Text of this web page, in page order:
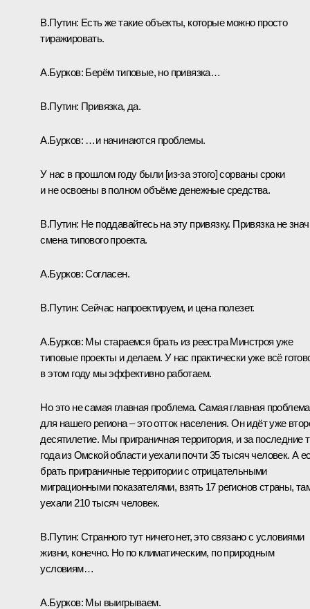
В.Путин: Есть же такие объекты, которые можно просто
тиражировать.
А.Бурков: Берём типовые, но привязка…
В.Путин: Привязка, да.
А.Бурков: …и начинаются проблемы.
У нас в прошлом году были [из-за этого] сорваны сроки
и не освоены в полном объёме денежные средства.
В.Путин: Не поддавайтесь на эту привязку. Привязка не
смена типового проекта.
А.Бурков:Согласен.
В.Путин: Сейчас напроектируем, и цена полезет.
А.Бурков: Мы стараемся брать из реестра Минстроя уже
типовые проекты и делаем. У нас практически уже всё
в этом году мы эффективно работаем.
Но это не самая главная проблема. Самая главная проблема
для нашего региона – это отток населения. Он идёт уже
десятилетие. Мы приграничная территория, и за последние
года из Омской области уехали почти 35 тысяч человек. А
брать приграничные территории с отрицательными
миграционными показателями, взять 17 регионов страны,
уехали 210 тысяч человек.
В.Путин: Странного тут ничего нет, это связано с условиями
жизни, конечно. Но по климатическим, по природным
условиям…
А.Бурков: Мы выигрываем.